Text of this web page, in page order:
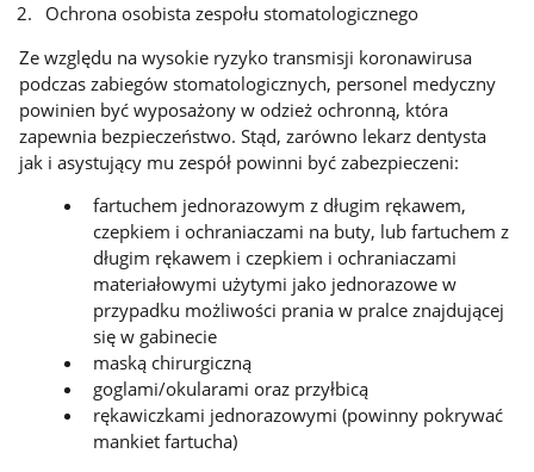
Ochrona osobista zespołu stomatologicznego
Ze względu na wysokie ryzyko transmisji koronawirusa
podczas zabiegów stomatologicznych, personel medyczny
powinien być wyposażony w odzież ochronną, która
zapewnia bezpieczeństwo. Stąd, zarówno lekarz dentysta
jak i asystujący mu zespół powinni być zabezpieczeni:
fartuchem jednorazowym z długim rękawem,
czepkiem i ochraniaczami na buty, lub fartuchem z
długim rękawem i czepkiem i ochraniaczami
materiałowymi użytymi jako jednorazowe w
przypadku możliwości prania w pralce znajdującej
się w gabinecie
maską chirurgiczną
goglami/okularami oraz przyłbicą
rękawiczkami jednorazowymi (powinny pokrywać
mankiet fartucha)